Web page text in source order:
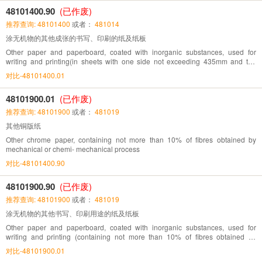
48101400.90 (已作废)
推荐查询: 48101400 或者： 481014
涂无机物的其他成张的书写、印刷的纸及纸板
Other paper and paperboard, coated with inorganic substances, used for
writing and printing(in sheets with one side not exceeding 435mm and the
other side not exceeding 297mm, containing not more than 10% of fibres
obtained by mechanical or chemi-mechanical process)
对比-48101400.01
48101900.01 (已作废)
推荐查询: 48101900 或者： 481019
其他铜版纸
Other chrome paper, containing not more than 10% of fibres obtained by
mechanical or chemi- mechanical process
对比-48101400.90
48101900.90 (已作废)
推荐查询: 48101900 或者： 481019
涂无机物的其他书写、印刷用途的纸及纸板
Other paper and paperboard, coated with inorganic substances, used for
writing and printing (containing not more than 10% of fibres obtained by
mechanical or chemi-mechanical process)
对比-48101900.01